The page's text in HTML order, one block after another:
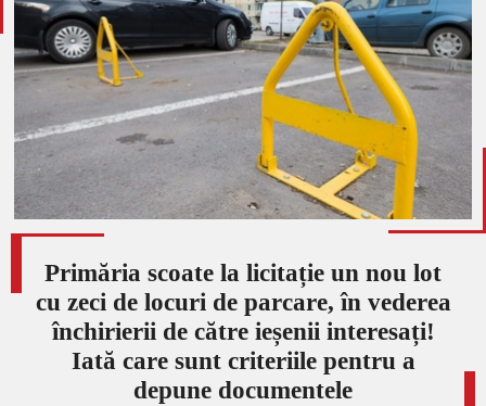
Primăria scoate la licitație un nou lot
cu zeci de locuri de parcare, în vederea
închirierii de către ieșenii interesați!
Iată care sunt criteriile pentru a
depune documentele